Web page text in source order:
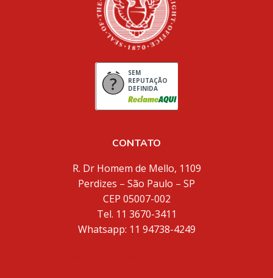
SEM
REPUTAÇÃO
DEFINIDA
CONTATO
R. Dr Homem de Mello, 1109
Perdizes – São Paulo – SP
CEP 05007-002
Tel. 11 3670-3411
Whatsapp: 11 94738-4249